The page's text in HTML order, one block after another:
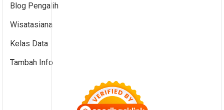
Blog Pengalih
Wisatasiana
Kelas Data
Tambah Info